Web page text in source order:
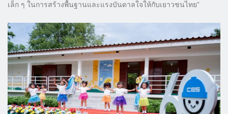
เล็ก ๆ ในการสร้างพื้นฐานและแรงบันดาลใจให้กับเยาวชนไทย”